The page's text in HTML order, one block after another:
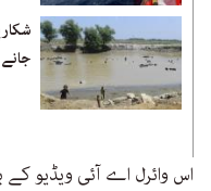
اس وائرل اے آئی ویڈیو